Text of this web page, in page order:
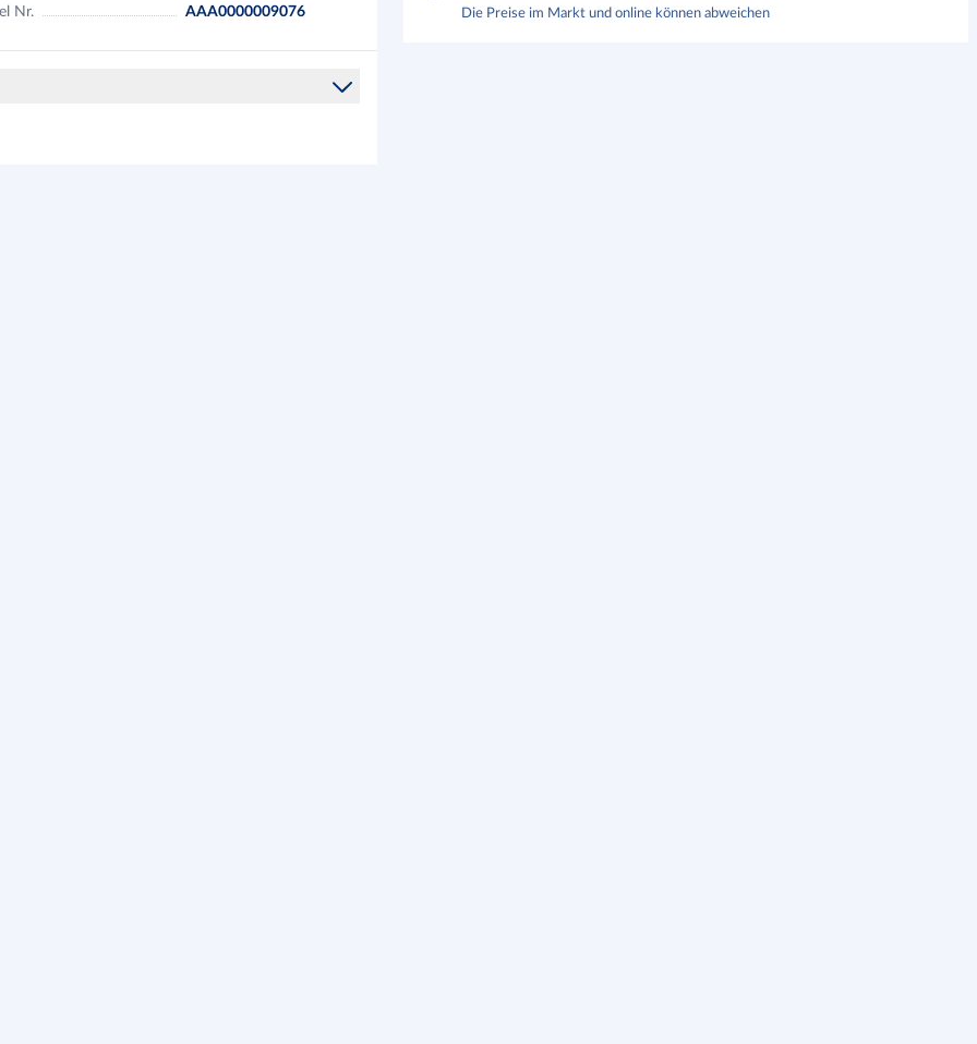
Nr. AAA0000009076 Die Preise im Markt und online können abweichen